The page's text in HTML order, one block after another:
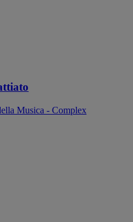
Musica - Complex